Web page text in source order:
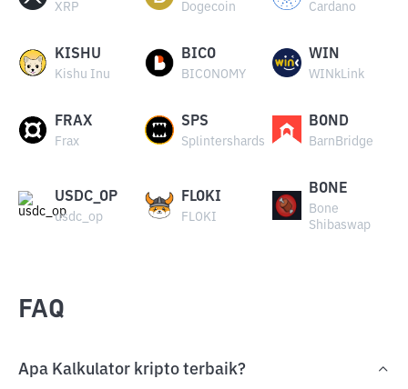
XRP Dogecoin Cardano
KISHU
Kishu Inu
BICO
BICONOMY
WIN
WINkLink
FRAX
Frax
SPS
Splintershards
BOND
BarnBridge
USDC_OP
usdc_op
FLOKI
FLOKI
BONE
Bone
Shibaswap
FAQ
Apa Kalkulator kripto terbaik?